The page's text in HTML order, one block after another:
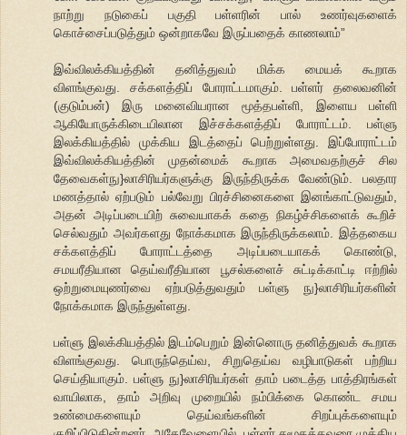
நாற்று நடுகைப் பகுதி பள்ளரின் பால் உணர்வுகளைக்
கொச்சைப்படுத்தும் ஒன்றாகவே இருப்பதைக் காணலாம்”
இவ்விலக்கியத்தின் தனித்துவம் மிக்க மையக் கூறாக
விளங்குவது. சக்களத்திப் போராட்டமாகும். பள்ளர் தலைவனின்
(குடும்பன்) இரு மனைவியரான மூத்தபள்ளி, இளைய பள்ளி
ஆகியோருக்கிடையிலான இச்சக்களத்திப் போராட்டம். பள்ளு
இலக்கியத்தில் முக்கிய இடத்தைப் பெற்றுள்ளது. இப்போராட்டம்
இவ்விலக்கியத்தின் முதன்மைக் கூறாக அமைவதற்குச் சில
தேவைகள்நு}லாசிரியர்களுக்கு இருந்திருக்க வேண்டும். பலதார
மணத்தால் ஏற்படும் பல்வேறு பிரச்சினைகளை இனங்காட்டுவதும்,
அதன் அடிப்படையிற் சுவையாகக் கதை நிகழ்ச்சிகளைக் கூறிச்
செல்வதும் அவர்களது நோக்கமாக இருந்திருக்கலாம். இத்தகைய
சக்களத்திப் போராட்டத்தை அடிப்படையாகக் கொண்டு,
சமயரீதியான தெய்வரீதியான பூசல்களைச் சுட்டிக்காட்டி ஈற்றில்
ஒற்றுமையுணர்வை ஏற்படுத்துவதும் பள்ளு நு}லாசிரியர்களின்
நோக்கமாக இருந்துள்ளது.
பள்ளு இலக்கியத்தில் இடம்பெறும் இன்னொரு தனித்துவக் கூறாக
விளங்குவது. பொருந்தெய்வ, சிறுதெய்வ வழிபாடுகள் பற்றிய
செய்தியாகும். பள்ளு நு}லாசிரியர்கள் தாம் படைத்த பாத்திரங்கள்
வாயிலாக, தாம் அறிவு முறையில் நம்பிக்கை கொண்ட சமய
உண்மைகளையும் தெய்வங்களின் சிறப்புக்களையும்